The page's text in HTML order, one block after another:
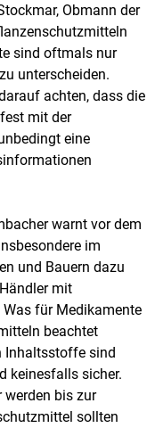
Obmann der
sind oftmals nur
unterscheiden.
achten, dass die
mit der
eine
warnt vor dem
im
und Bauern dazu
mit
für Medikamente
beachtet
Inhaltsstoffe sind
keinesfalls sicher.
bis zur
sollten